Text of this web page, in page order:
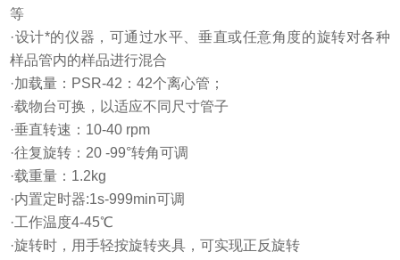
等
·设计*的仪器，可通过水平、垂直或任意角度的旋转对各种
样品管内的样品进行混合
·加载量：PSR-42：42个离心管；
·载物台可换，以适应不同尺寸管子
·垂直转速：10-40 rpm
·往复旋转：20 -99°转角可调
·载重量：1.2kg
·内置定时器:1s-999min可调
·工作温度4-45℃
·旋转时，用手轻按旋转夹具，可实现正反旋转